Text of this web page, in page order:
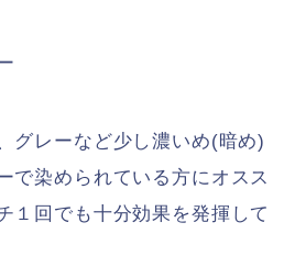
グレーなど少し濃いめ(暗め)
で染められている方にオスス
１回でも十分効果を発揮して